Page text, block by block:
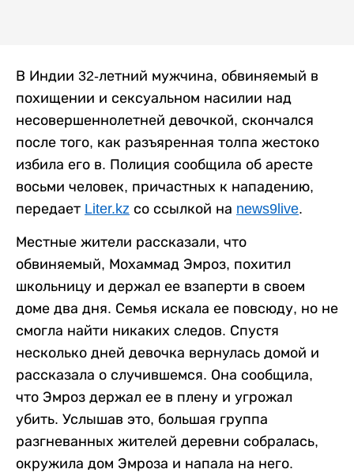
В Индии 32-летний мужчина, обвиняемый в
похищении и сексуальном насилии над
несовершеннолетней девочкой, скончался
после того, как разъяренная толпа жестоко
избила его в. Полиция сообщила об аресте
восьми человек, причастных к нападению,
передает Liter.kz со ссылкой на news9live.
Местные жители рассказали, что
обвиняемый, Мохаммад Эмроз, похитил
школьницу и держал ее взаперти в своем
доме два дня. Семья искала ее повсюду, но не
смогла найти никаких следов. Спустя
несколько дней девочка вернулась домой и
рассказала о случившемся. Она сообщила,
что Эмроз держал ее в плену и угрожал
убить. Услышав это, большая группа
разгневанных жителей деревни собралась,
окружила дом Эмроза и напала на него.